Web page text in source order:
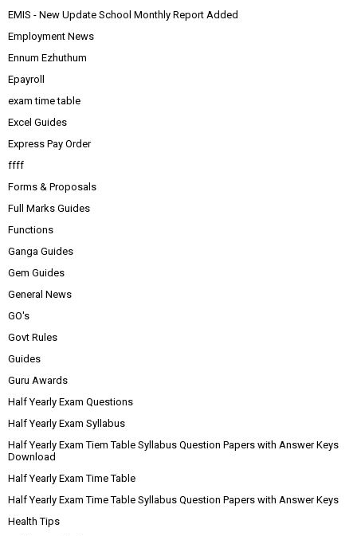
EMIS - New Update School Monthly Report Added
Employment News
Ennum Ezhuthum
Epayroll
exam time table
Excel Guides
Express Pay Order
ffff
Forms & Proposals
Full Marks Guides
Functions
Ganga Guides
Gem Guides
General News
GO's
Govt Rules
Guides
Guru Awards
Half Yearly Exam Questions
Half Yearly Exam Syllabus
Half Yearly Exam Tiem Table Syllabus Question Papers with Answer Keys
Download
Half Yearly Exam Time Table
Half Yearly Exam Time Table Syllabus Question Papers with Answer Keys
Health Tips